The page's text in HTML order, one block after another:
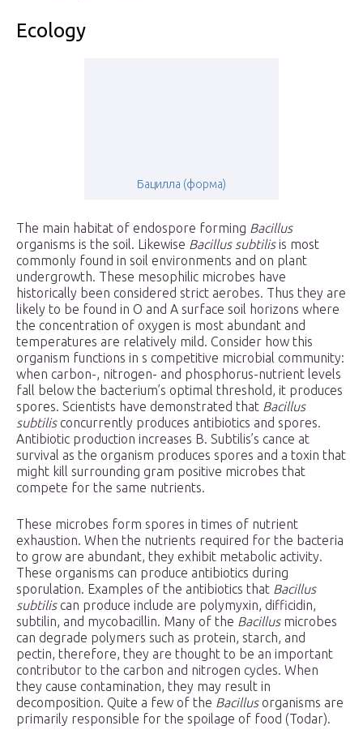
Ecology
Бацилла (форма)
The main habitat of endospore forming Bacillus
organisms is the soil. Likewise Bacillus subtilisis most
commonly found in soil environments and on plant
undergrowth. These mesophilic microbes have
historically been considered strict aerobes. Thus they are
likely to be found in O and A surface soil horizons where
the concentration of oxygen is most abundant and
temperatures are relatively mild. Consider how this
organism functions in s competitive microbial community:
when carbon-, nitrogen- and phosphorus-nutrient levels
fall below the bacterium’s optimal threshold, it produces
spores. Scientists have demonstrated that Bacillus
subtilisconcurrently produces antibiotics and spores.
Antibiotic production increases B. Subtilis’s cance at
survival as the organism produces spores and a toxin that
might kill surrounding gram positive microbes that
compete for the same nutrients.
These microbes form spores in times of nutrient
exhaustion. When the nutrients required for the bacteria
to grow are abundant, they exhibit metabolic activity.
These organisms can produce antibiotics during
sporulation. Examples of the antibiotics that Bacillus
subtiliscan produce include are polymyxin, difficidin,
subtilin, and mycobacillin. Many of the Bacillusmicrobes
can degrade polymers such as protein, starch, and
pectin, therefore, they are thought to be an important
contributor to the carbon and nitrogen cycles. When
they cause contamination, they may result in
decomposition. Quite a few of the Bacillusorganisms are
primarily responsible for the spoilage of food (Todar).